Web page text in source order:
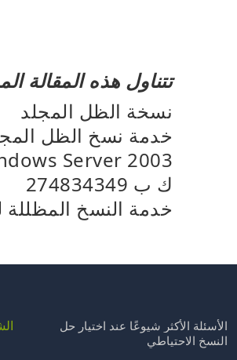
تتناول هذه المقالة
نسخة الظل المجلد
خدمة نسخ الظل
Server 2003
ك ب 274834349
خدمة النسخ المظللة
الأسئلة الأكثر شيوعًا عند اختيار حل
النسخ الاحتياطي